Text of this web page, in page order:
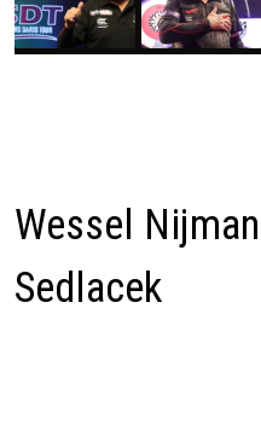
Wessel
Sedlacek